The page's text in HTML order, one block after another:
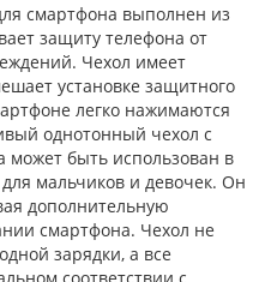
смартфона выполнен из
защиту телефона от
Чехол имеет
установке защитного
легко нажимаются
однотонный чехол с
может быть использован в
мальчиков и девочек. Он
дополнительную
смартфона. Чехол не
зарядки, а все
соответствии с